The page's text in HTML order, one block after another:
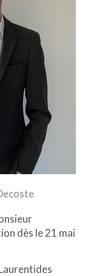
dès le 21 mai